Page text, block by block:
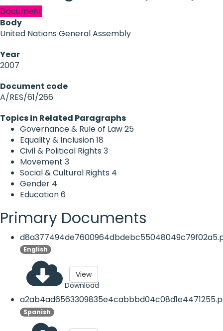
Document
Body
United Nations General Assembly
Year
2007
Document code
A/RES/61/266
Topics in Related Paragraphs
Governance & Rule of Law25
Equality & Inclusion18
Civil & Political Rights 3
Movement 3
Social & Cultural Rights 4
Gender 4
Education6
Primary Documents
English
Download
View
Spanish